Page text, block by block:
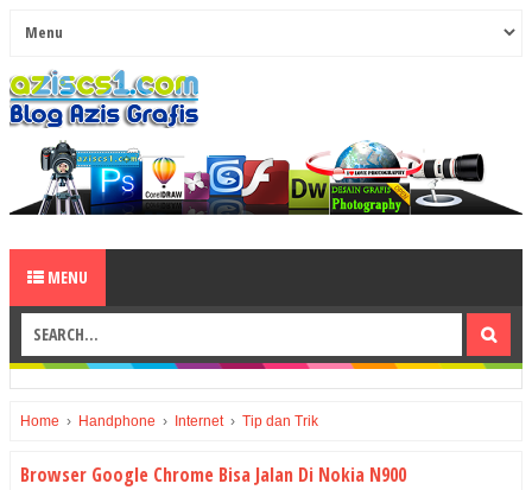
MENU
Home › Handphone › Internet › Tip dan Trik
Browser Google Chrome Bisa Jalan Di Nokia N900